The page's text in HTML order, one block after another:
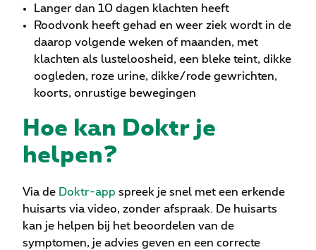
Langer dan 10 dagen klachten heeft
Roodvonk heeft gehad en weer ziek wordt in de
daarop volgende weken of maanden, met
klachten als lusteloosheid, een bleke teint, dikke
oogleden, roze urine, dikke/rode gewrichten,
koorts, onrustige bewegingen
Hoe kan Doktr je
helpen?
Via de Doktr-app spreek je snel met een erkende
huisarts via video, zonder afspraak. De huisarts
kan je helpen bij het beoordelen van de
symptomen, je advies geven en een correcte